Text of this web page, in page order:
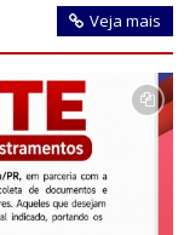
Veja mais